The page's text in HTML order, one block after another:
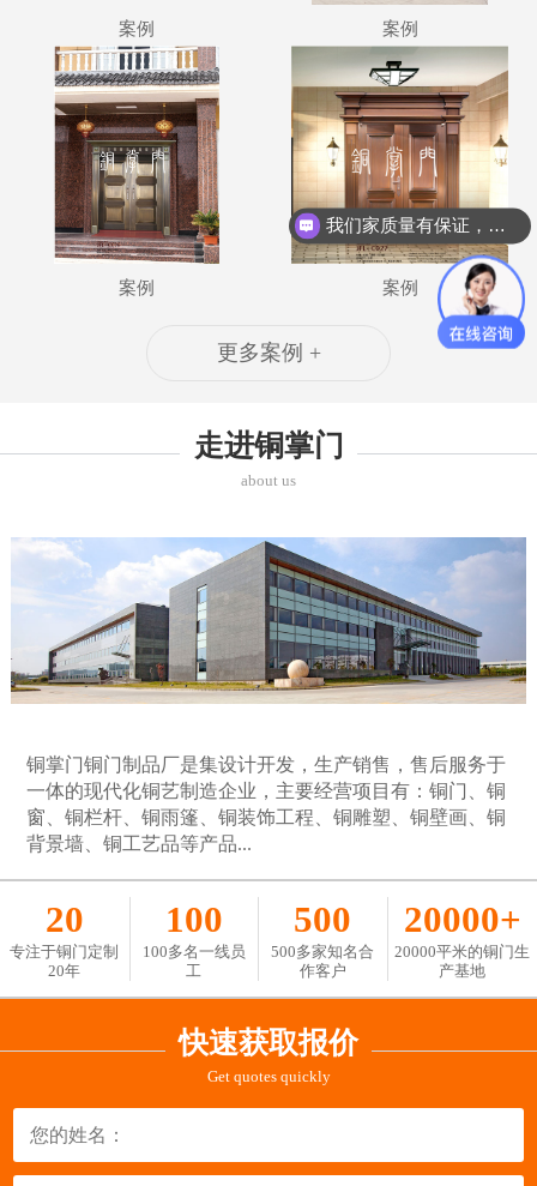
案例 案例
案例 案例
更多案例 +
走进铜掌门
about us
铜掌门铜门制品厂是集设计开发，生产销售，售后服务于
一体的现代化铜艺制造企业，主要经营项目有：铜门、铜
窗、铜栏杆、铜雨篷、铜装饰工程、铜雕塑、铜壁画、铜
背景墙、铜工艺品等产品...
20
专注于铜门定制
20年
100
100多名一线员
工
500
500多家知名合
作客户
20000+
20000平米的铜门生
产基地
快速获取报价
Get quotes quickly
我们家质量有保证，服务有保障